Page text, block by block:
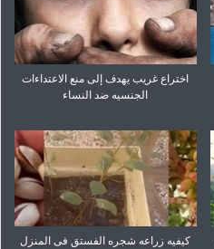
اختراع غریب یهدف إلى منع الاعتداءات
الجنسیه ضد النساء
کیفیه زراعه شجره الفستق فی المنزل